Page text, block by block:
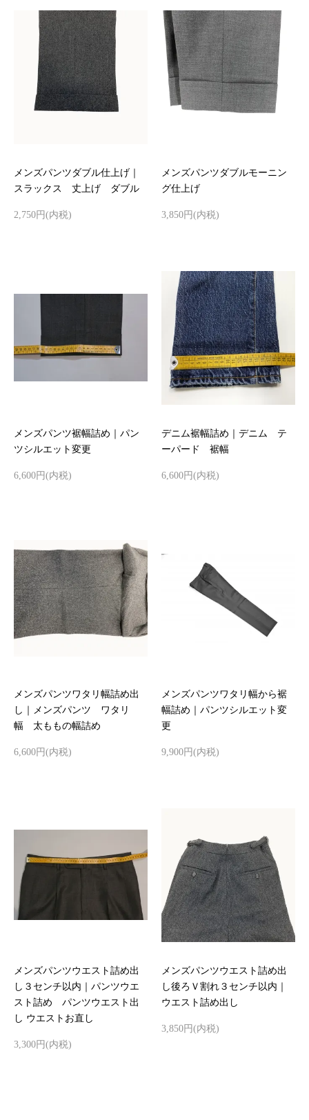
メンズパンツダブル仕上げ｜
スラックス 丈上げ ダブル
2,750円(内税)
メンズパンツダブルモーニン
グ仕上げ
3,850円(内税)
メンズパンツ裾幅詰め｜パン
ツシルエット変更
6,600円(内税)
デニム裾幅詰め｜デニム テ
ーパード 裾幅
6,600円(内税)
メンズパンツワタリ幅詰め出
し｜メンズパンツ ワタリ
幅 太ももの幅詰め
6,600円(内税)
メンズパンツワタリ幅から裾
幅詰め｜パンツシルエット変
更
9,900円(内税)
メンズパンツウエスト詰め出
し３センチ以内｜パンツウエ
スト詰め パンツウエスト出
し ウエストお直し
3,300円(内税)
メンズパンツウエスト詰め出
し後ろＶ割れ３センチ以内｜
ウエスト詰め出し
3,850円(内税)